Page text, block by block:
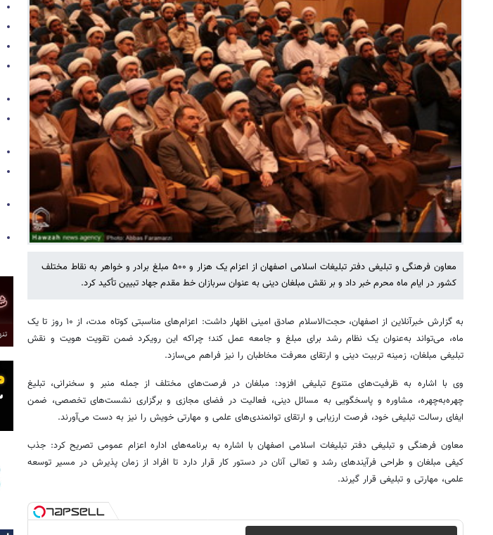
معاون فرهنگی و تبلیغی دفتر تبلیغات اسلامی اصفهان از اعزام یک هزار و ۵۰۰ مبلغ برادر و خواهر به نقاط مختلف
کشور در ایام ماه محرم خبر داد و بر نقش مبلغان دینی به عنوان سربازان خط مقدم جهاد تبیین تأکید کرد.
به گزارش خبرآنلاین از اصفهان، حجت‌الاسلام صادق امینی اظهار داشت: اعزام‌های مناسبتی کوتاه مدت، از ۱۰ روز تا یک
ماه، می‌تواند به‌عنوان یک نظام رشد برای مبلغ و جامعه عمل کند؛ چراکه این رویکرد ضمن تقویت هویت و نقش
تبلیغی مبلغان، زمینه تربیت دینی و ارتقای معرفت مخاطبان را نیز فراهم می‌سازد.
وی با اشاره به ظرفیت‌های متنوع تبلیغی افزود: مبلغان در فرصت‌های مختلف از جمله منبر و سخنرانی، تبلیغ
چهره‌به‌چهره، مشاوره و پاسخگویی به مسائل دینی، فعالیت در فضای مجازی و برگزاری نشست‌های تخصصی، ضمن
ایفای رسالت تبلیغی خود، فرصت ارزیابی و ارتقای توانمندی‌های علمی و مهارتی خویش را نیز به دست می‌آورند.
معاون فرهنگی و تبلیغی دفتر تبلیغات اسلامی اصفهان با اشاره به برنامه‌های اداره اعزام عمومی تصریح کرد: جذب
کیفی مبلغان و طراحی فرآیندهای رشد و تعالی آنان در دستور کار قرار دارد تا افراد از زمان پذیرش در مسیر توسعه
علمی، مهارتی و تبلیغی قرار گیرند.